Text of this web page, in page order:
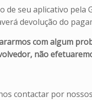
de seu aplicativo pela
devolução do
com algum
não
contactar por